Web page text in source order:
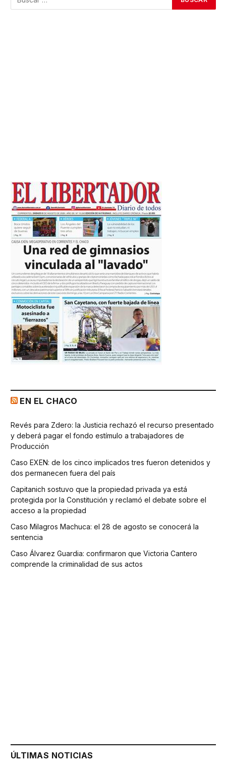
EN EL CHACO
Revés para Zdero: la Justicia rechazó el recurso presentado
y deberá pagar el fondo estímulo a trabajadores de
Producción
Caso EXEN: de los cinco implicados tres fueron detenidos y
dos permanecen fuera del país
Capitanich sostuvo que la propiedad privada ya está
protegida por la Constitución y reclamó el debate sobre el
acceso a la propiedad
Caso Milagros Machuca: el 28 de agosto se conocerá la
sentencia
Caso Álvarez Guardia: confirmaron que Victoria Cantero
comprende la criminalidad de sus actos
ÚLTIMAS NOTICIAS